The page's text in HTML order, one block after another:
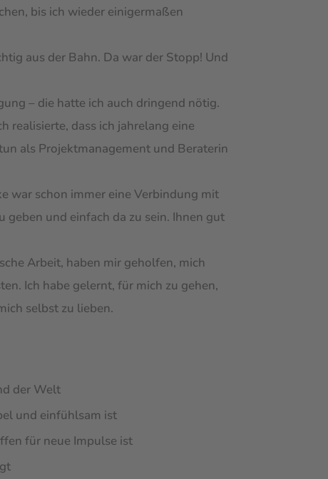
bis ich wieder einigermaßen
aus der Bahn. Da war der Stopp! Und
– die hatte ich auch dringend nötig.
realisierte, dass ich jahrelang eine
als Projektmanagement und Beraterin
war schon immer eine Verbindung mit
geben und einfach da zu sein. Ihnen gut
Arbeit, haben mir geholfen, mich
Ich habe gelernt, für mich zu gehen,
selbst zu lieben.
der Welt
und einfühlsam ist
für neue Impulse ist